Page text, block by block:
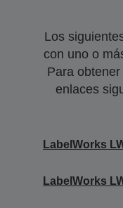
Los
con uno o
Para
enlaces
LabelWorks
LabelWorks